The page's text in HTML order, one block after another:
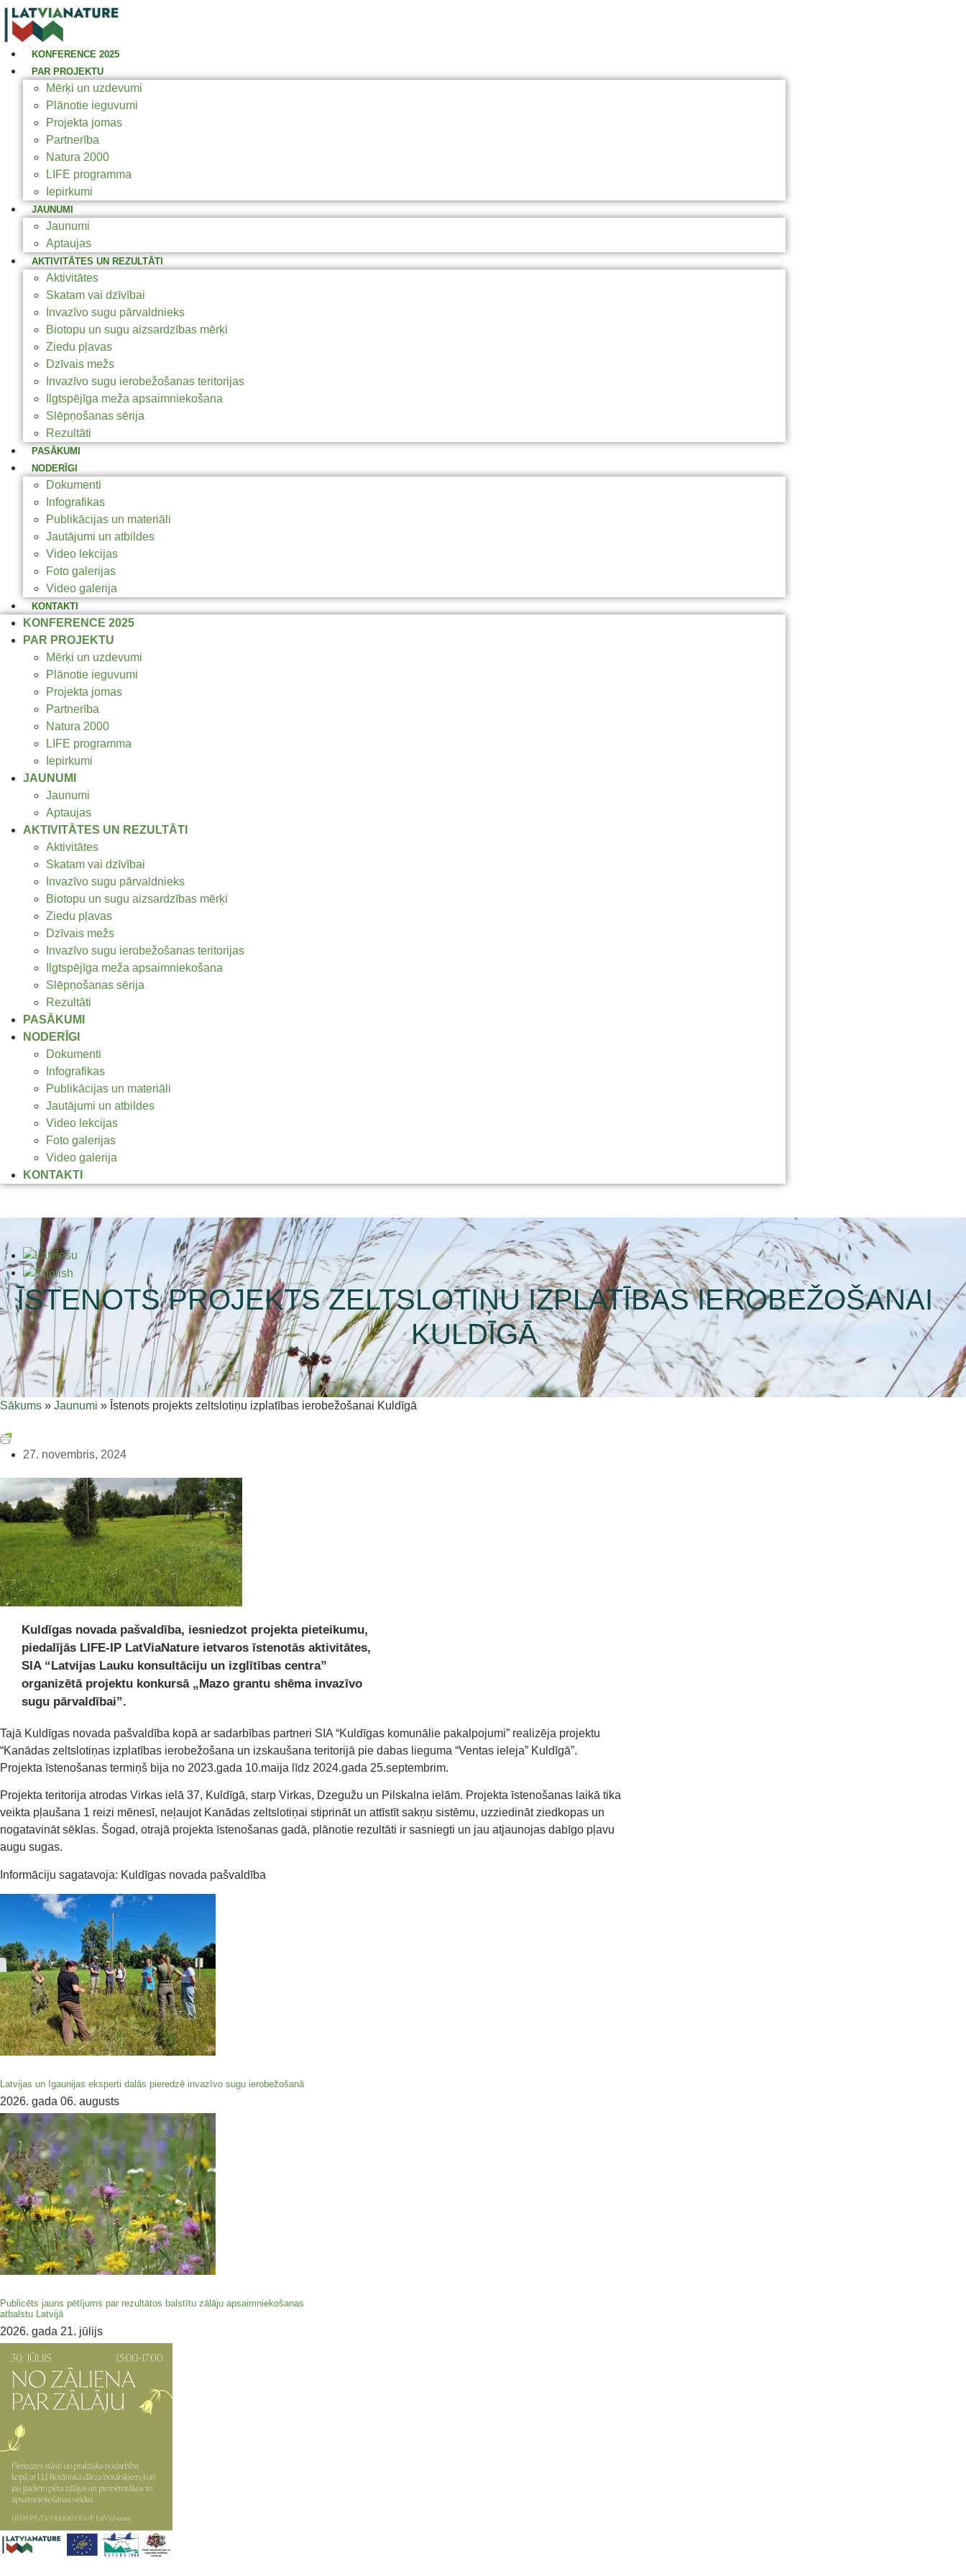
KONFERENCE 2025
PAR PROJEKTU
Mērķi un uzdevumi
Plānotie ieguvumi
Projekta jomas
Partnerība
Natura 2000
LIFE programma
Iepirkumi
JAUNUMI
Jaunumi
Aptaujas
AKTIVITĀTES UN REZULTĀTI
Aktivitātes
Skatam vai dzīvībai
Invazīvo sugu pārvaldnieks
Biotopu un sugu aizsardzības mērķi
Ziedu pļavas
Dzīvais mežs
Invazīvo sugu ierobežošanas teritorijas
Ilgtspējīga meža apsaimniekošana
Slēpņošanas sērija
Rezultāti
PASĀKUMI
NODERĪGI
Dokumenti
Infografikas
Publikācijas un materiāli
Jautājumi un atbildes
Video lekcijas
Foto galerijas
Video galerija
KONTAKTI
KONFERENCE 2025
PAR PROJEKTU
Mērķi un uzdevumi
Plānotie ieguvumi
Projekta jomas
Partnerība
Natura 2000
LIFE programma
Iepirkumi
JAUNUMI
Jaunumi
Aptaujas
AKTIVITĀTES UN REZULTĀTI
Aktivitātes
Skatam vai dzīvībai
Invazīvo sugu pārvaldnieks
Biotopu un sugu aizsardzības mērķi
Ziedu pļavas
Dzīvais mežs
Invazīvo sugu ierobežošanas teritorijas
Ilgtspējīga meža apsaimniekošana
Slēpņošanas sērija
Rezultāti
PASĀKUMI
NODERĪGI
Dokumenti
Infografikas
Publikācijas un materiāli
Jautājumi un atbildes
Video lekcijas
Foto galerijas
Video galerija
KONTAKTI
ĪSTENOTS PROJEKTS ZELTSLOTIŅU IZPLATĪBAS IEROBEŽOŠANAI
KULDĪGĀ
Sākums » Jaunumi » Īstenots projekts zeltslotiņu izplatības ierobežošanai Kuldīgā
27. novembris, 2024
Kuldīgas novada pašvaldība, iesniedzot projekta pieteikumu,
piedalījās LIFE-IP LatViaNature ietvaros īstenotās aktivitātes,
SIA “Latvijas Lauku konsultāciju un izglītības centra”
organizētā projektu konkursā „Mazo grantu shēma invazīvo
sugu pārvaldībai”.
Tajā Kuldīgas novada pašvaldība kopā ar sadarbības partneri SIA “Kuldīgas komunālie pakalpojumi” realizēja projektu
“Kanādas zeltslotiņas izplatības ierobežošana un izskaušana teritorijā pie dabas lieguma “Ventas ieleja” Kuldīgā”.
Projekta īstenošanas termiņš bija no 2023.gada 10.maija līdz 2024.gada 25.septembrim.
Projekta teritorija atrodas Virkas ielā 37, Kuldīgā, starp Virkas, Dzegužu un Pilskalna ielām. Projekta īstenošanas laikā tika
veikta pļaušana 1 reizi mēnesī, neļaujot Kanādas zeltslotiņai stiprināt un attīstīt sakņu sistēmu, uzziedināt ziedkopas un
nogatavināt sēklas. Šogad, otrajā projekta īstenošanas gadā, plānotie rezultāti ir sasniegti un jau atjaunojas dabīgo pļavu
augu sugas.
Informāciju sagatavoja: Kuldīgas novada pašvaldība
Latvijas un Igaunijas eksperti dalās pieredzē invazīvo sugu ierobežošanā
2026. gada 06. augusts
Publicēts jauns pētījums par rezultātos balstītu zālāju apsaimniekošanas
atbalstu Latvijā
2026. gada 21. jūlijs